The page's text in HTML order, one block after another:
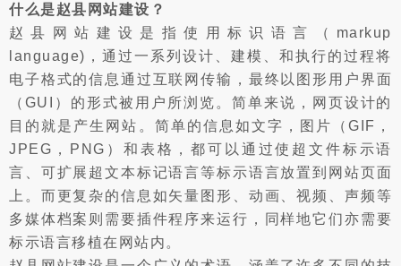
什么是赵县网站建设？
赵县网站建设是指使用标识语言（markup
language)，通过一系列设计、建模、和执行的过程将
电子格式的信息通过互联网传输，最终以图形用户界面
（GUI）的形式被用户所浏览。简单来说，网页设计的
目的就是产生网站。简单的信息如文字，图片（GIF，
JPEG，PNG）和表格，都可以通过使超文件标示语
言、可扩展超文本标记语言等标示语言放置到网站页面
上。而更复杂的信息如矢量图形、动画、视频、声频等
多媒体档案则需要插件程序来运行，同样地它们亦需要
标示语言移植在网站内。